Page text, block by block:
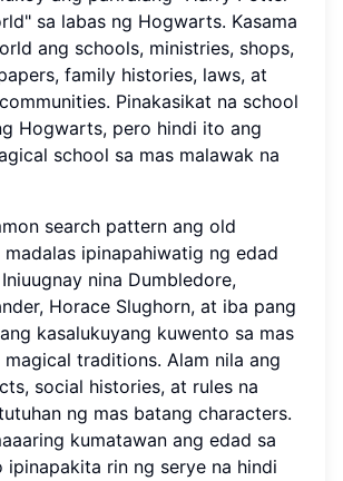
sa labas ng Hogwarts. Kasama
ang schools, ministries, shops,
family histories, laws, at
Pinakasikat na school
Hogwarts, pero hindi ito ang
school sa mas malawak na
search pattern ang old
ipinapahiwatig ng edad
nina Dumbledore,
Horace Slughorn, at iba pang
kasalukuyang kuwento sa mas
traditions. Alam nila ang
social histories, at rules na
ng mas batang characters.
kumatawan ang edad sa
ipinapakita rin ng serye na hindi